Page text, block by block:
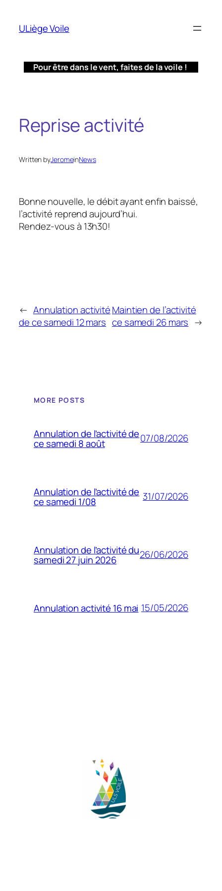
contenu
ULiège Voile
Pour être dans le vent, faites de la voile !
Reprise activité
Written byJeromeinNews
Bonne nouvelle, le débit ayant enfin baissé,
l’activité reprend aujourd’hui.
Rendez-vous à 13h30!
← Annulation activité
de ce samedi 12 mars
Maintien de l’activité
ce samedi 26 mars →
MORE POSTS
Annulation de l’activité de
ce samedi 8 août 07/08/2026
Annulation de l’activité de
ce samedi 1/08 31/07/2026
Annulation de l’activité du
samedi 27 juin 2026 26/06/2026
Annulation activité 16 mai 15/05/2026